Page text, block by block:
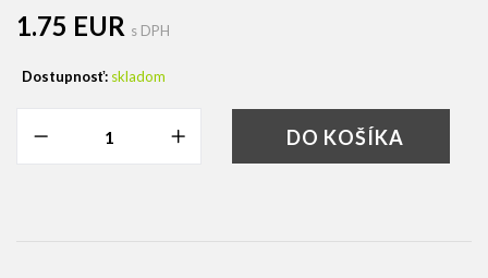
1.75 EUR s DPH
Dostupnosť: skladom
DO KOŠÍKA